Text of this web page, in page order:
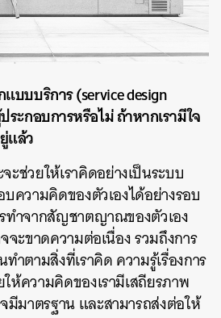
บบบริการ (service design
ะกอบการหรือไม่ ถ้าหากเรามีใจ
แล้ว
ะช่วยให้เราคิดอย่างเป็นระบบ
บความคิดของตัวเองได้อย่างรอบ
ทำจากสัญชาตญาณของตัวเอง
จะขาดความต่อเนื่อง รวมถึงการ
ำตามสิ่งที่เราคิด ความรู้เรื่องการ
ห้ความคิดของเรามีเสถียรภาพ
มาตรฐาน และสามารถส่งต่อให้